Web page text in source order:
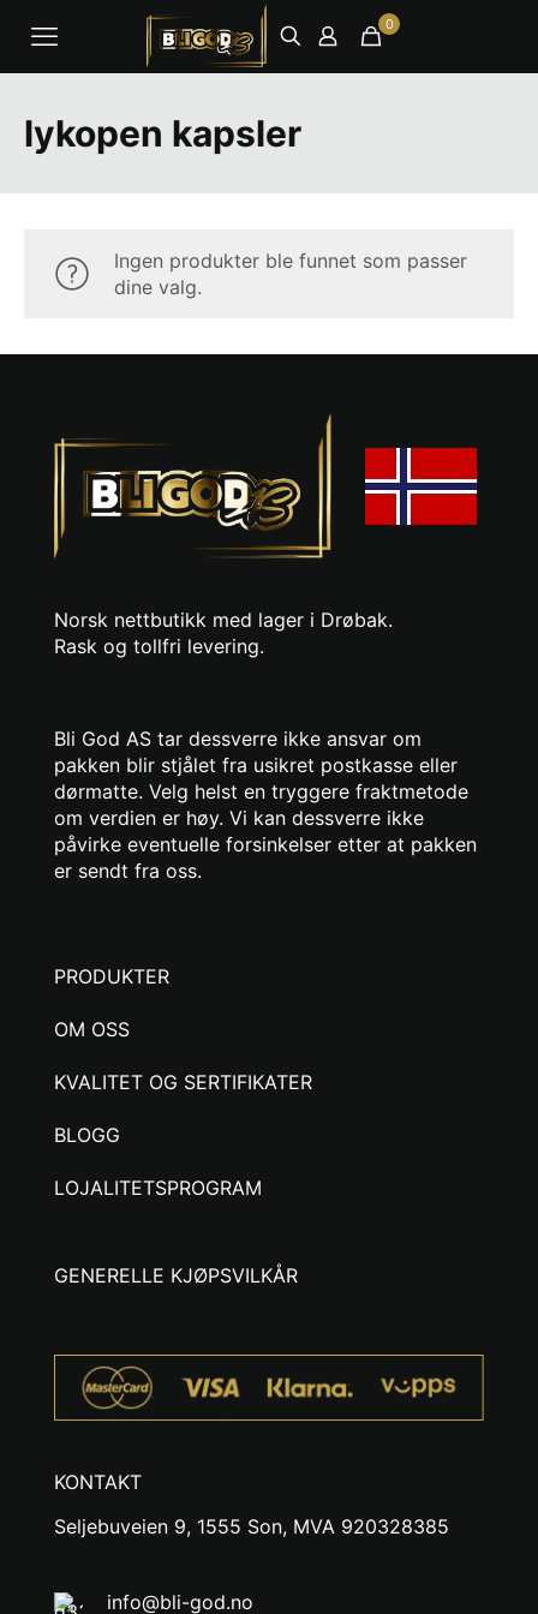
0
lykopen kapsler
Ingen produkter ble funnet som passer
dine valg.
Norsk nettbutikk med lager i Drøbak.
Rask og tollfri levering.
Bli God AS tar dessverre ikke ansvar om
pakken blir stjålet fra usikret postkasse eller
dørmatte. Velg helst en tryggere fraktmetode
om verdien er høy. Vi kan dessverre ikke
påvirke eventuelle forsinkelser etter at pakken
er sendt fra oss.
PRODUKTER
OM OSS
KVALITET OG SERTIFIKATER
BLOGG
LOJALITETSPROGRAM
GENERELLE KJØPSVILKÅR
KONTAKT
Seljebuveien 9, 1555 Son, MVA 920328385
info@bli-god.no